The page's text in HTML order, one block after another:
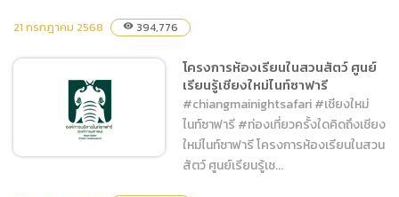
เอาใจชาวด้อม น้อง เอวา กับ ลู
21 กรกฎาคม 2568 visibility 394,776
โครงการห้องเรียนในสวนสัตว์ ศูนย์
เรียนรู้เชียงใหม่ไนท์ซาฟารี
#chiangmainightsafari #เชียงใหม่
ไนท์ซาฟารี #ท่องเที่ยวครั้งใดคิดถึงเชียง
ใหม่ไนท์ซาฟารี โครงการห้องเรียนในสวน
สัตว์ ศูนย์เรียนรู้เช...